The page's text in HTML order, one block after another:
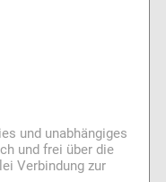
und unabhängiges
und frei über die
Verbindung zur